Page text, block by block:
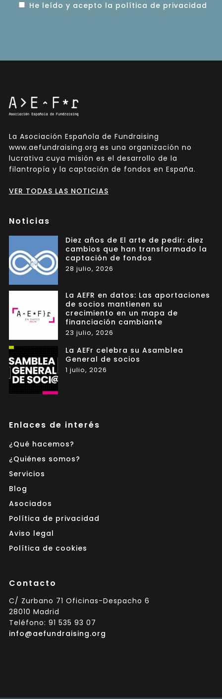
He leído y acepto la política de privacidad
La Asociación Española de Fundraising
www.aefundraising.org es una organización no
lucrativa cuya misión es el desarrollo de la
filantropía y la captación de fondos en España.
VER TODAS LAS NOTICIAS
Noticias
Diez años de El arte de pedir: diez
cambios que han transformado la
captación de fondos
28 julio, 2026
La AEFR en datos: Las aportaciones
de socios mantienen su
crecimiento en un mapa de
financiación cambiante
23 julio, 2026
La AEFr celebra su Asamblea
General de socios
1 julio, 2026
Enlaces de interés
¿Qué hacemos?
¿Quiénes somos?
Servicios
Blog
Asociados
Política de privacidad
Aviso legal
Política de cookies
Contacto
C/ Zurbano 71 Oficinas-Despacho 6
28010 Madrid
Teléfono: 91 535 93 07
info@aefundraising.org